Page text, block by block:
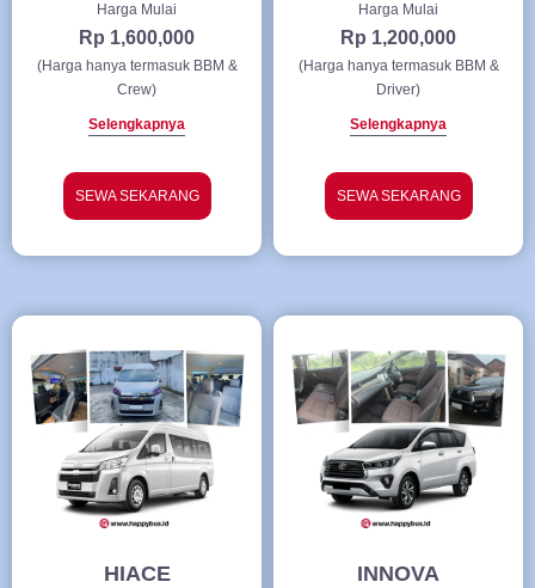
Harga Mulai
Rp 1,600,000
(Harga hanya termasuk BBM &
Crew)
Selengkapnya
SEWA SEKARANG
Harga Mulai
Rp 1,200,000
(Harga hanya termasuk BBM &
Driver)
Selengkapnya
SEWA SEKARANG
HIACE INNOVA